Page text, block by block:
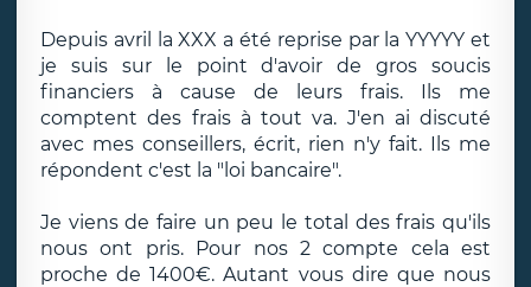
Depuis avril la XXX a été reprise par la YYYYY et
je suis sur le point d'avoir de gros soucis
financiers à cause de leurs frais. Ils me
comptent des frais à tout va. J'en ai discuté
avec mes conseillers, écrit, rien n'y fait. Ils me
répondent c'est la "loi bancaire".
Je viens de faire un peu le total des frais qu'ils
nous ont pris. Pour nos 2 compte cela est
proche de 1400€. Autant vous dire que nous